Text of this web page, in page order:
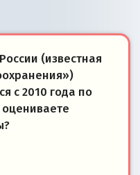
(известная
с 2010 года по